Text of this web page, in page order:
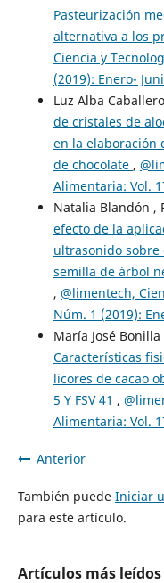
Pasteurización
alternativa a los
Ciencia y
(2019): Enero-
Luz Alba
de cristales de
en la elaboración
de chocolate ,
Alimentaria: Vol.
Natalia Blandón ,
efecto de la
ultrasonido sobre
semilla de árbol
, @limentech,
Núm. 1 (2019):
María José
Características
licores de cacao
5 Y FSV 41 ,
Alimentaria: Vol.
Anterior
También puede Iniciar
para este artículo.
Artículos más